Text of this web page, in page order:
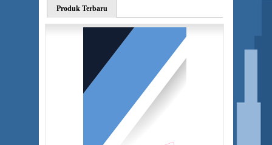
Produk Terbaru